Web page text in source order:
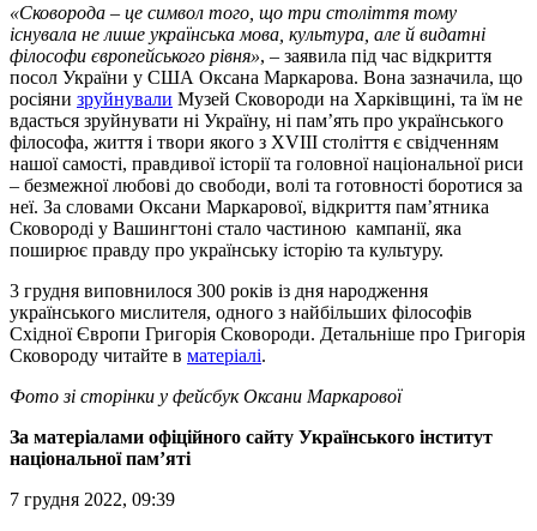
«Сковорода – це символ того, що три століття тому
існувала не лише українська мова, культура, але й видатні
філософи європейського рівня», – заявила під час відкриття
посол України у США Оксана Маркарова. Вона зазначила, що
росіяни зруйнували Музей Сковороди на Харківщині, та їм не
вдасться зруйнувати ні Україну, ні пам’ять про українського
філософа, життя і твори якого з XVIII століття є свідченням
нашої самості, правдивої історії та головної національної риси
– безмежної любові до свободи, волі та готовності боротися за
неї. За словами Оксани Маркарової, відкриття пам’ятника
Сковороді у Вашингтоні стало частиною кампанії, яка
поширює правду про українську історію та культуру.
3 грудня виповнилося 300 років із дня народження
українського мислителя, одного з найбільших філософів
Східної Європи Григорія Сковороди. Детальніше про Григорія
Сковороду читайте в матеріалі.
Фото зі сторінки у фейсбук Оксани Маркарової
За матеріалами офіційного сайту Українського інститут
національної пам’яті
7 грудня 2022, 09:39